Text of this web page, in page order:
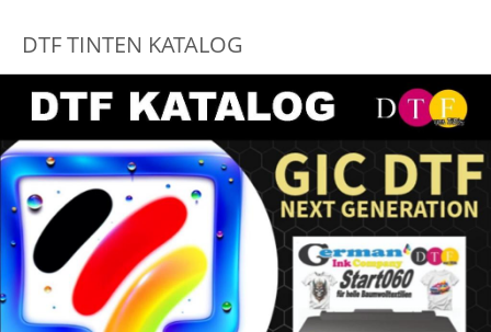
DTF TINTEN KATALOG